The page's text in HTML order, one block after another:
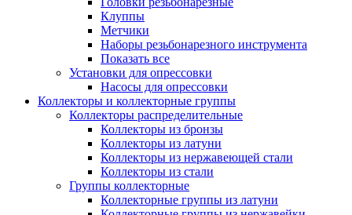
Клуппы
Метчики
Наборы резьбонарезного инструмента
Показать все
Установки для опрессовки
Насосы для опрессовки
Коллекторы и коллекторные группы
Коллекторы распределительные
Коллекторы из бронзы
Коллекторы из латуни
Коллекторы из нержавеющей стали
Коллекторы из стали
Группы коллекторные
Коллекторные группы из латуни